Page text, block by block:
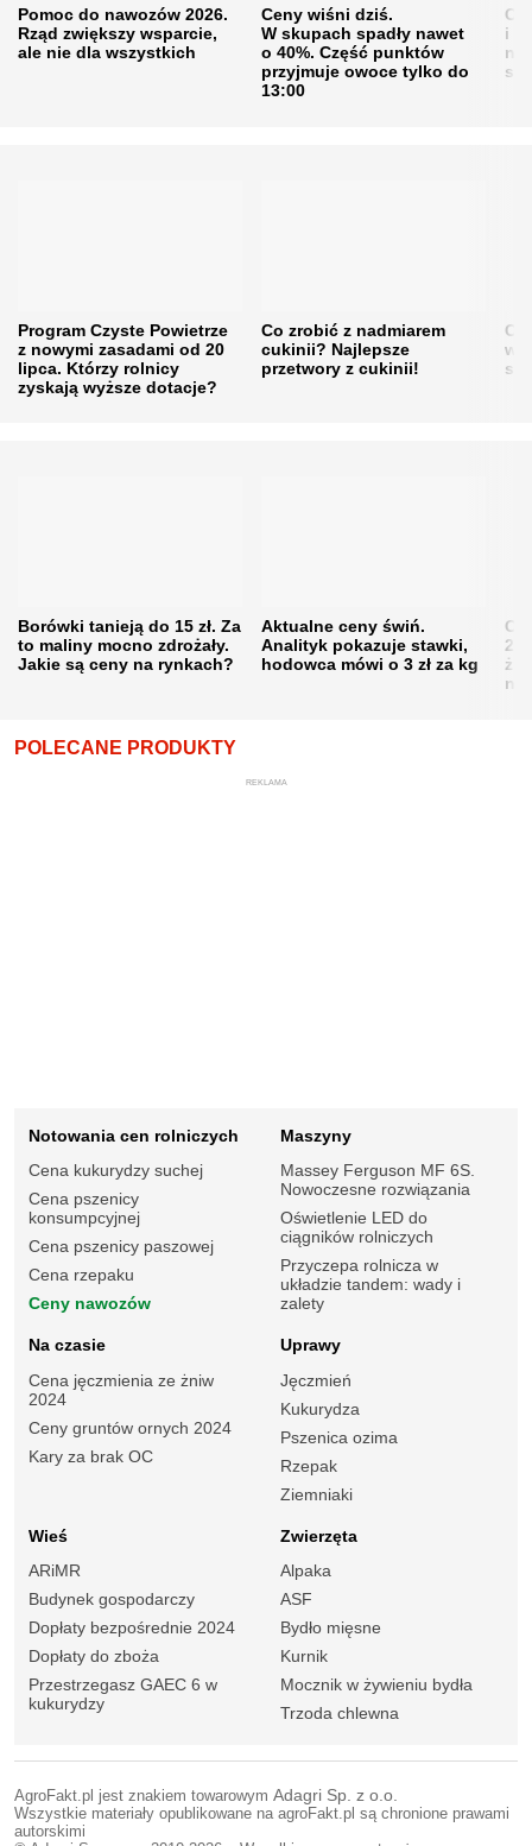
Pomoc do nawozów 2026.
Rząd zwiększy wsparcie,
ale nie dla wszystkich
Ceny wiśni dziś.
W skupach spadły nawet
o 40%. Część punktów
przyjmuje owoce tylko do
13:00
i
Program Czyste Powietrze
z nowymi zasadami od 20
lipca. Którzy rolnicy
zyskają wyższe dotacje?
Co zrobić z nadmiarem
cukinii? Najlepsze
przetwory z cukinii!
w
Borówki tanieją do 15 zł. Za
to maliny mocno zdrożały.
Jakie są ceny na rynkach?
Aktualne ceny świń.
Analityk pokazuje stawki,
hodowca mówi o 3 zł za kg
POLECANE PRODUKTY
REKLAMA
Notowania cen rolniczych
Cena kukurydzy suchej
Cena pszenicy
konsumpcyjnej
Cena pszenicy paszowej
Cena rzepaku
Ceny nawozów
Maszyny
Massey Ferguson MF 6S.
Nowoczesne rozwiązania
Oświetlenie LED do
ciągników rolniczych
Przyczepa rolnicza w
układzie tandem: wady i
zalety
Na czasie
Cena jęczmienia ze żniw
2024
Ceny gruntów ornych 2024
Kary za brak OC
Uprawy
Jęczmień
Kukurydza
Pszenica ozima
Rzepak
Ziemniaki
Wieś
ARiMR
Budynek gospodarczy
Dopłaty bezpośrednie 2024
Dopłaty do zboża
Przestrzegasz GAEC 6 w
kukurydzy
Zwierzęta
Alpaka
ASF
Bydło mięsne
Kurnik
Mocznik w żywieniu bydła
Trzoda chlewna
AgroFakt.pl jest znakiem towarowym Adagri Sp. z o.o.
Wszystkie materiały opublikowane na agroFakt.pl są chronione prawami
autorskimi